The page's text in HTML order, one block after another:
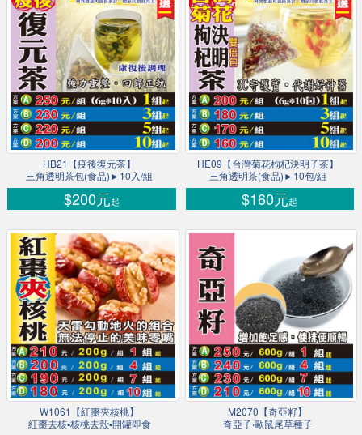
HB21【疫後復元茶】
三角透明茶包(食品)►10入/組
$200元起
HE09【台灣菊花枸杞決明子茶】
三角透明茶(食品)►10包/組
$160元起
W1061【紅棗夾核桃】
紅棗去核▪核桃去殼▪開罐即食
M2070【奇亞籽】
奇亞子‧歐鼠尾草種子